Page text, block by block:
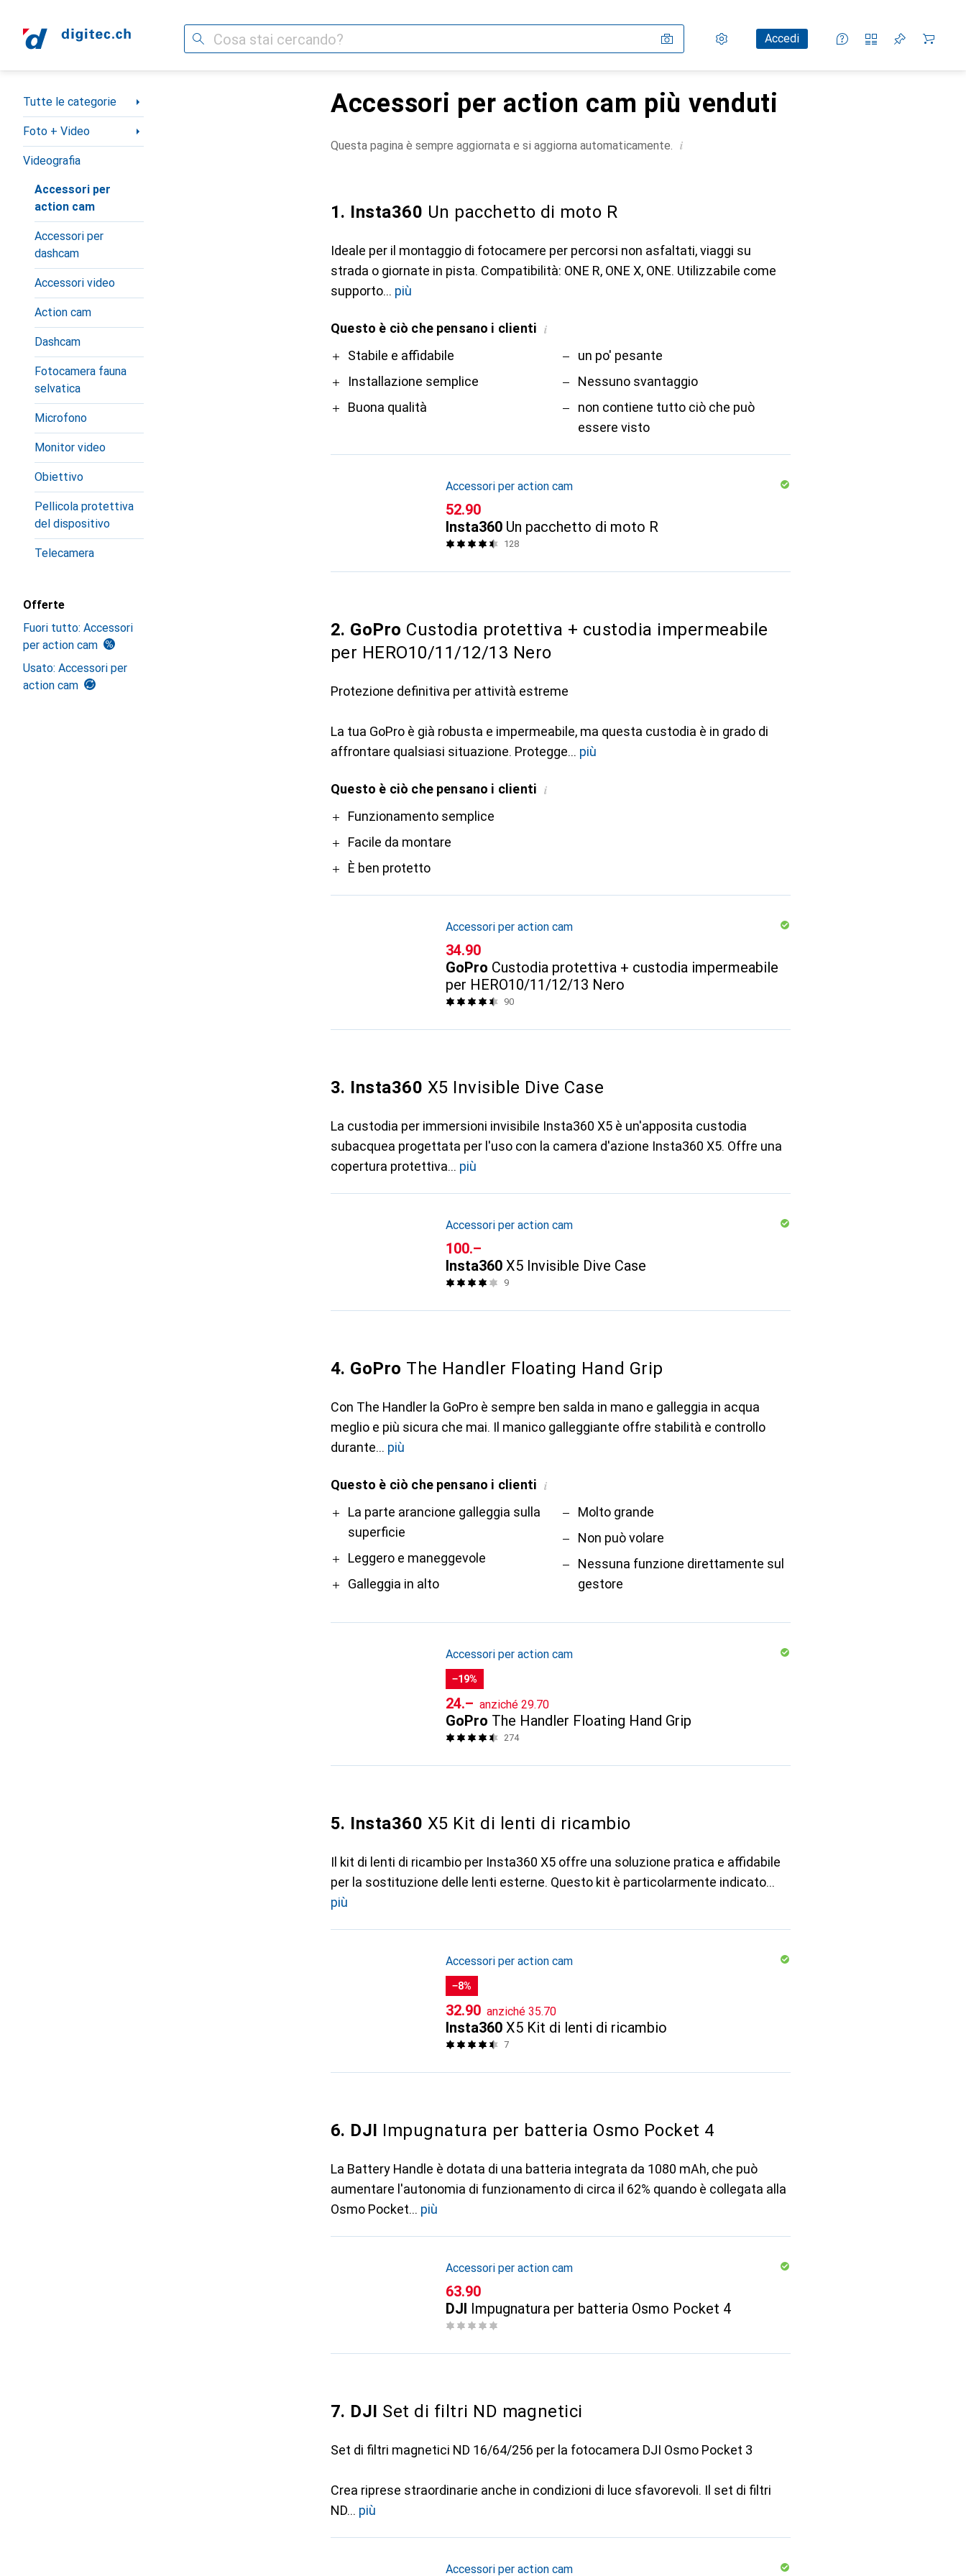
Cerca Impostazioni
Conto clienteAccedi
Liste di confronto
Liste dei desideri
Carrello
Categoria Navigazione
Tutte le categorie
Foto + Video
Videografia
Accessori per
action cam
Accessori per
dashcam
Accessori video
Action cam
Dashcam
Fotocamera fauna
selvatica
Microfono
Monitor video
Obiettivo
Pellicola protettiva
del dispositivo
Telecamera
Offerte
Fuori tutto: Accessori
per action cam
Usato: Accessori per
action cam
Accessori per action cam più venduti
Questa pagina è sempre aggiornata e si aggiorna automaticamente. i
1. Insta360 Un pacchetto di moto R
Ideale per il montaggio di fotocamere per percorsi non asfaltati, viaggi su
strada o giornate in pista. Compatibilità: ONE R, ONE X, ONE. Utilizzabile come
supporto
più
Questo è ciò che pensano i clienti i
ProStabile e affidabile
Installazione semplice
Buona qualità
Contro
un po' pesante
Nessuno svantaggio
non contiene tutto ciò che può
essere visto
Accessori per action cam
CHF
52.90
Insta360 Un pacchetto di moto R
128
2. GoPro Custodia protettiva + custodia impermeabile
per HERO10/11/12/13 Nero
Protezione definitiva per attività estreme
La tua GoPro è già robusta e impermeabile, ma questa custodia è in grado di
affrontare qualsiasi situazione. Protegge
più
Questo è ciò che pensano i clienti i
ProFunzionamento semplice
Facile da montare
È ben protetto
Accessori per action cam
CHF
34.90
GoPro Custodia protettiva + custodia impermeabile
per HERO10/11/12/13 Nero
90
3. Insta360 X5 Invisible Dive Case
La custodia per immersioni invisibile Insta360 X5 è un'apposita custodia
subacquea progettata per l'uso con la camera d'azione Insta360 X5. Offre una
copertura protettiva
più
Accessori per action cam
CHF
100.–
Insta360 X5 Invisible Dive Case
9
4. GoPro The Handler Floating Hand Grip
Con The Handler la GoPro è sempre ben salda in mano e galleggia in acqua
meglio e più sicura che mai. Il manico galleggiante offre stabilità e controllo
durante
più
Questo è ciò che pensano i clienti i
ProLa parte arancione galleggia sulla
superficie
Leggero e maneggevole
Galleggia in alto
Contro
Molto grande
Non può volare
Nessuna funzione direttamente sul
gestore
Accessori per action cam
−19%
CHF
24.– anziché CHF
29.70
GoPro The Handler Floating Hand Grip
274
5. Insta360 X5 Kit di lenti di ricambio
Il kit di lenti di ricambio per Insta360 X5 offre una soluzione pratica e affidabile
per la sostituzione delle lenti esterne. Questo kit è particolarmente indicato
più
Accessori per action cam
−8%
CHF
32.90 anziché CHF
35.70
Insta360 X5 Kit di lenti di ricambio
7
6. DJI Impugnatura per batteria Osmo Pocket 4
La Battery Handle è dotata di una batteria integrata da 1080 mAh, che può
aumentare l'autonomia di funzionamento di circa il 62% quando è collegata alla
Osmo Pocket
più
Accessori per action cam
CHF
63.90
DJI Impugnatura per batteria Osmo Pocket 4
7. DJI Set di filtri ND magnetici
Set di filtri magnetici ND 16/64/256 per la fotocamera DJI Osmo Pocket 3
Crea riprese straordinarie anche in condizioni di luce sfavorevoli. Il set di filtri
ND
più
Accessori per action cam